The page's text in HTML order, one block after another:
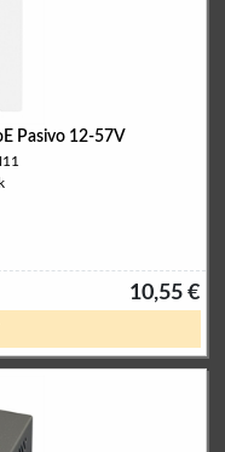
Pasivo 12-57V
10,55 €